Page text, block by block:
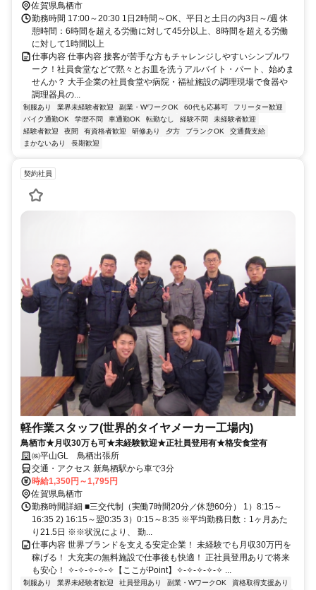
佐賀県鳥栖市
勤務時間 17:00～20:30 1日2時間～OK、平日と土日の内3日～/週 休
憩時間：6時間を超える労働に対して45分以上、8時間を超える労働
に対して1時間以上
仕事内容 仕事内容 接客が苦手な方もチャレンジしやすいシンプルワ
ーク！社員食堂などで黙々とお皿を洗うアルバイト・パート、始めま
せんか？ 大手企業の社員食堂や病院・福祉施設の調理現場で食器や
調理器具の...
制服あり 業界未経験者歓迎 副業・WワークOK 60代も応募可
フリーター歓迎
バイク通勤OK
学歴不問 車通勤OK 転勤なし 経験不問
未経験者歓迎
経験者歓迎
夜間 有資格者歓迎 研修あり 夕方 ブランクOK
交通費支給
まかないあり
長期歓迎
契約社員
軽作業スタッフ(世界的タイヤメーカー工場内)
鳥栖市★月収30万も可★未経験歓迎★正社員登用有★格安食堂有
㈱平山GL 鳥栖出張所
交通・アクセス 新鳥栖駅から車で3分
時給1,350円～1,795円
佐賀県鳥栖市
勤務時間詳細 ■三交代制（実働7時間20分／休憩60分） 1）8:15～
16:35 2) 16:15～翌0:35 3）0:15～8:35 ※平均勤務日数：1ヶ月あた
り21.5日 ※※状況により、 勤...
仕事内容 世界ブランドを支える安定企業！ 未経験でも月収30万円を
稼げる！ 大充実の無料施設で仕事後も快適！ 正社員登用ありで将来
も安心！ ✧-✧-✧-✧-✧【ここがPoint】✧-✧-✧-✧-✧ ...
制服あり 業界未経験者歓迎 社員登用あり 副業・WワークOK
資格取得支援あり